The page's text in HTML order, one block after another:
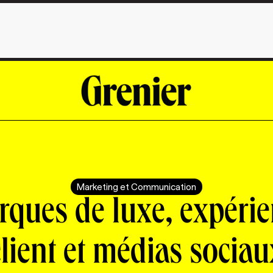
Marketing et Communication
de luxe,
et médias